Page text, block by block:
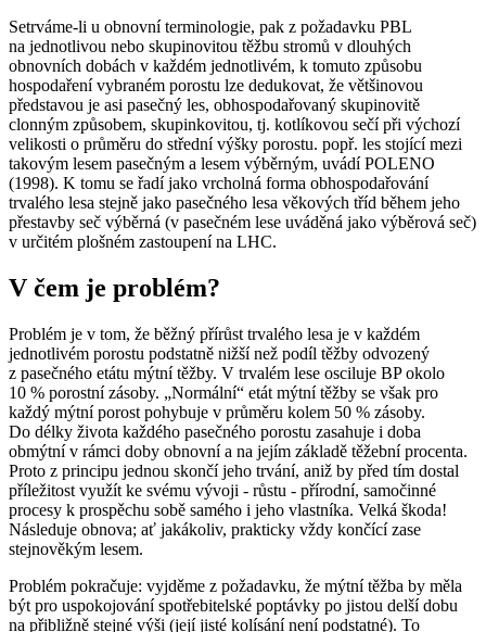
Setrváme­‑li u obnovní terminologie, pak z požadavku PBL
na jednotlivou nebo skupinovitou těžbu stromů v dlouhých
obnovních dobách v každém jednotlivém, k tomuto způsobu
hospodaření vybraném porostu lze dedukovat, že většinovou
představou je asi pasečný les, obhospodařovaný skupinovitě
clonným způsobem, skupinkovitou, tj. kotlíkovou sečí při výchozí
velikosti o průměru do střední výšky porostu. popř. les stojící mezi
takovým lesem pasečným a lesem výběrným, uvádí POLENO
(1998). K tomu se řadí jako vrcholná forma obhospodařování
trvalého lesa stejně jako pasečného lesa věkových tříd během jeho
přestavby seč výběrná (v pasečném lese uváděná jako výběrová seč)
v určitém plošném zastoupení na LHC.
V čem je problém?
Problém je v tom, že běžný přírůst trvalého lesa je v každém
jednotlivém porostu podstatně nižší než podíl těžby odvozený
z pasečného etátu mýtní těžby. V trvalém lese osciluje BP okolo
10 % porostní zásoby. „Normální“ etát mýtní těžby se však pro
každý mýtní porost pohybuje v průměru kolem 50 % zásoby.
Do délky života každého pasečného porostu zasahuje i doba
obmýtní v rámci doby obnovní a na jejím základě těžební procenta.
Proto z principu jednou skončí jeho trvání, aniž by před tím dostal
příležitost využít ke svému vývoji - růstu - přírodní, samočinné
procesy k prospěchu sobě samého i jeho vlastníka. Velká škoda!
Následuje obnova; ať jakákoliv, prakticky vždy končící zase
stejnověkým lesem.
Problém pokračuje: vyjděme z požadavku, že mýtní těžba by měla
být pro uspokojování spotřebitelské poptávky po jistou delší dobu
na přibližně stejné výši (její jisté kolísání není podstatné). To